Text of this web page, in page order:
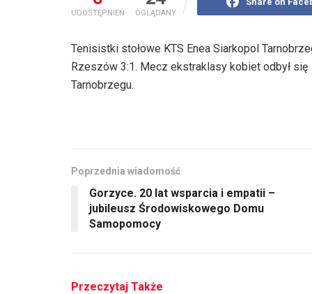
UDOSTĘPNIEŃ OGLĄDANY
Tenisistki stołowe KTS Enea Siarkopol
Rzeszów 3:1. Mecz ekstraklasy kobiet odbył
Tarnobrzegu.
Poprzednia wiadomość
Gorzyce. 20 lat wsparcia i empatii –
jubileusz Środowiskowego Domu
Samopomocy
Przeczytaj Także